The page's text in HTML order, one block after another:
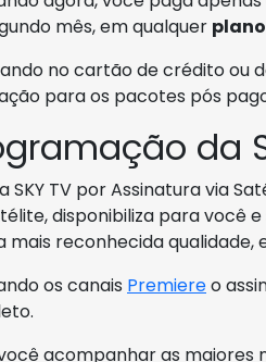
mês, em qualquer
no cartão de crédito ou
para os pacotes pós
da
SKY TV por Assinatura via
disponibiliza para você
mais reconhecida qualidade,
os canais Premiereo
acompanhar as maiores